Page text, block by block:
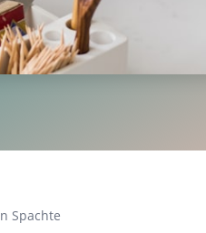
Spachte